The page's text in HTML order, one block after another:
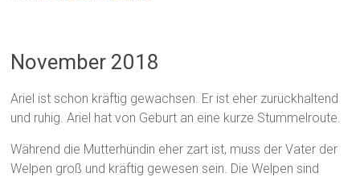
November 2018
Ariel ist schon kräftig gewachsen. Er ist eher zurückhaltend
und ruhig. Ariel hat von Geburt an eine kurze Stummelroute.
Während die Mutterhündin eher zart ist, muss der Vater der
Welpen groß und kräftig gewesen sein. Die Welpen sind